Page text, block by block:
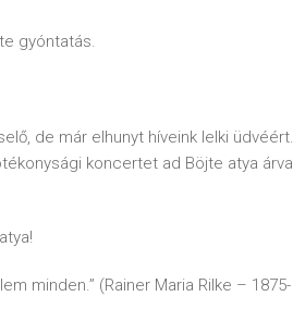
gyóntatás.
de már elhunyt híveink lelki üdvéért.
koncertet ad Böjte atya árva
minden.” (Rainer Maria Rilke – 1875-